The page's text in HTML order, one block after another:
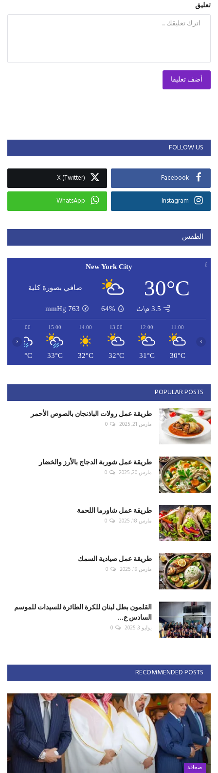
تعليق
أضف تعليقا
FOLLOW US
Facebook
X (Twitter)
Instagram
WhatsApp
الطقس
New York City
30°C صافي بصورة كلية
3.5 م\ث 64%
763
mmHg
11:00
30°C
12:00
31°C
13:00
32°C
14:00
32°C
15:00
33°C
16:00
33°C
‹ ›
POPULAR POSTS
طريقة عمل رولات الباذنجان بالصوص الأحمر
مارس 21, 2025 0
طريقة عمل شوربة الدجاج بالأرز والخضار
مارس 20, 2025 0
طريقة عمل شاورما اللحمة
مارس 18, 2025 0
طريقة عمل صيادية السمك
مارس 19, 2025 0
القلمون بطل لبنان للكرة الطائرة للسيدات للموسم
السادس ع...
يوليو 3, 2025 0
RECOMMENDED POSTS
صحافة